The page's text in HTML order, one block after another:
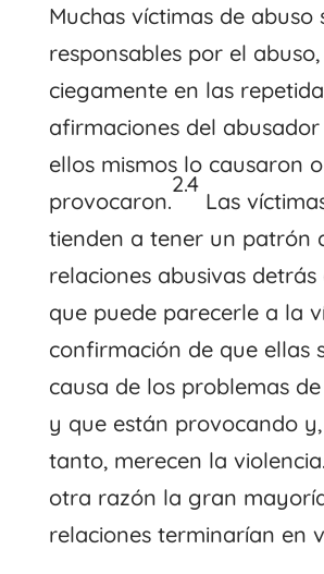
Muchas víctimas de abuso
responsables por el
ciegamente en las
afirmaciones del
ellos mismos lo causaron o
provocaron.
2.4
Las
tienden a tener un patrón
relaciones abusivas detrás
que puede parecerle a la
confirmación de que ellas
causa de los problemas
y que están provocando
tanto, merecen la
otra razón la gran
relaciones terminarían en